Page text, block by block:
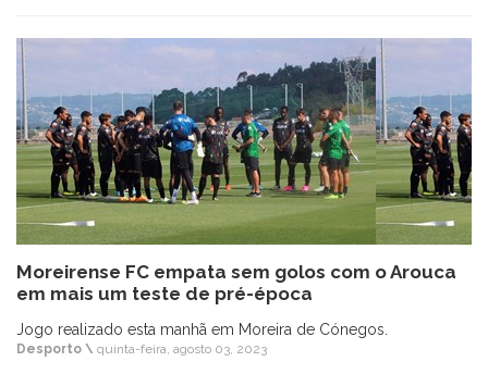
Moreirense FC empata sem golos com o Arouca
em mais um teste de pré-época
Jogo realizado esta manhã em Moreira de Cónegos.
Desporto \ quinta-feira, agosto 03, 2023